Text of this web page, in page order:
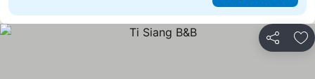
Compartir